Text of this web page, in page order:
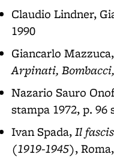
Claudio Lindner,
1990
Giancarlo
Arpinati,
Nazario Sauro
stampa 1972, p. 96
Ivan Spada,Il
(1919-1945),